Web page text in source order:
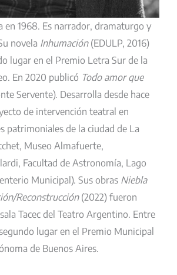
en 1968. Es narrador, dramaturgo y
novela Inhumación(EDULP, 2016)
lugar en el Premio Letra Sur de la
En 2020 publicó Todo amor que
Servente). Desarrolla desde hace
de intervención teatral en
patrimoniales de la ciudad de La
Museo Almafuerte,
Facultad de Astronomía, Lago
Municipal). Sus obras Niebla
Reconstrucción(2022) fueron
Tacec del Teatro Argentino. Entre
lugar en el Premio Municipal
de Buenos Aires.